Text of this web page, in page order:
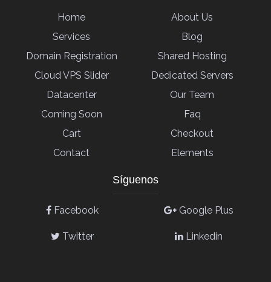
Home
About Us
Services
Blog
Domain Registration
Shared Hosting
Cloud VPS Slider
Dedicated Servers
Datacenter
Our Team
Coming Soon
Faq
Cart
Checkout
Contact
Elements
Síguenos
Facebook Google Plus
Twitter Linkedin